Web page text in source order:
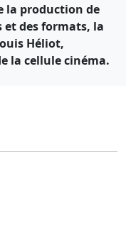
la production de
et des formats, la
Héliot,
la cellule cinéma.